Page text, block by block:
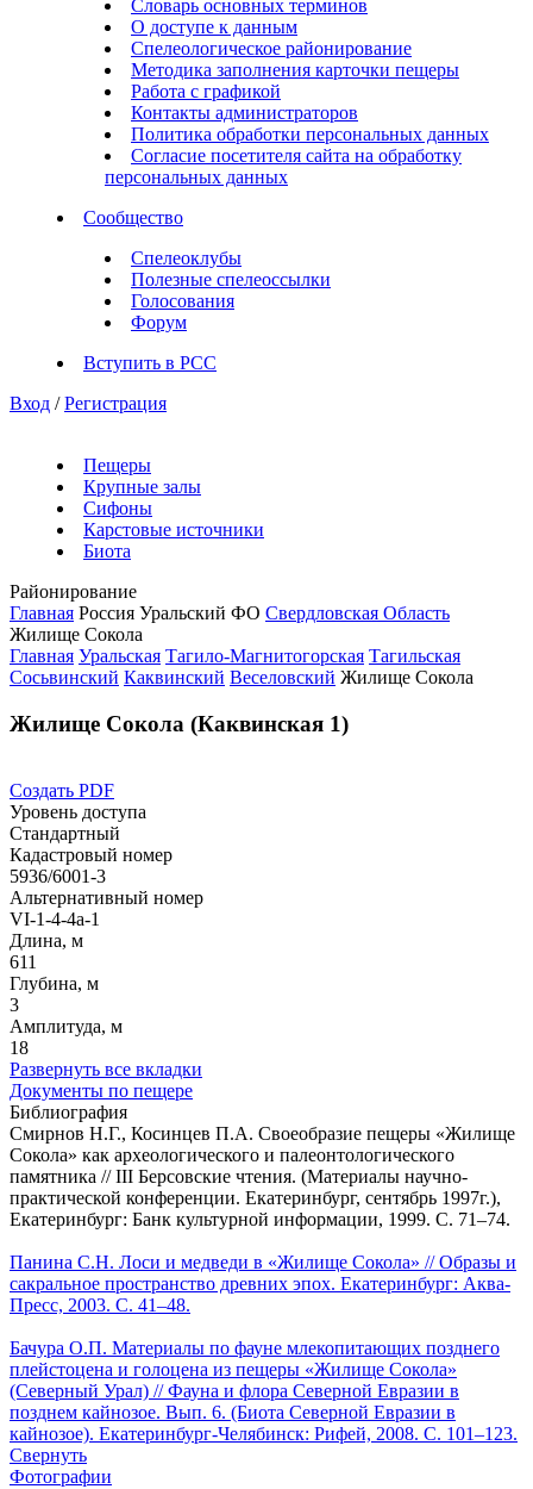
Словарь основных терминов
О доступе к данным
Спелеологическое районирование
Методика заполнения карточки пещеры
Работа с графикой
Контакты администраторов
Политика обработки персональных данных
Согласие посетителя сайта на обработку
персональных данных
Сообщество
Спелеоклубы
Полезные спелеоссылки
Голосования
Форум
Вступить в РСС
Вход / Регистрация
Пещеры
Крупные залы
Сифоны
Карстовые источники
Биота
Районирование
Главная Россия Уральский ФО Свердловская Область
Жилище Сокола
Главная Уральская Тагило-Магнитогорская Тагильская
Сосьвинский Каквинский Веселовский Жилище Сокола
Жилище Сокола (Каквинская 1)
Создать PDF
Уровень доступа
Стандартный
Кадастровый номер
5936/6001-3
Альтернативный номер
VI-1-4-4а-1
Длина, м
611
Глубина, м
3
Амплитуда, м
18
Развернуть все вкладки
Документы по пещере
Библиография
Смирнов Н.Г., Косинцев П.А. Своеобразие пещеры «Жилище
Сокола» как археологического и палеонтологического
памятника // III Берсовские чтения. (Материалы научно-
практической конференции. Екатеринбург, сентябрь 1997г.),
Екатеринбург: Банк культурной информации, 1999. С. 71–74.
Панина С.Н. Лоси и медведи в «Жилище Сокола» // Образы и
сакральное пространство древних эпох. Екатеринбург: Аква-
Пресс, 2003. С. 41–48.
Бачура О.П. Материалы по фауне млекопитающих позднего
плейстоцена и голоцена из пещеры «Жилище Сокола»
(Северный Урал) // Фауна и флора Северной Евразии в
позднем кайнозое. Вып. 6. (Биота Северной Евразии в
кайнозое). Екатеринбург-Челябинск: Рифей, 2008. C. 101–123.
Свернуть
Фотографии